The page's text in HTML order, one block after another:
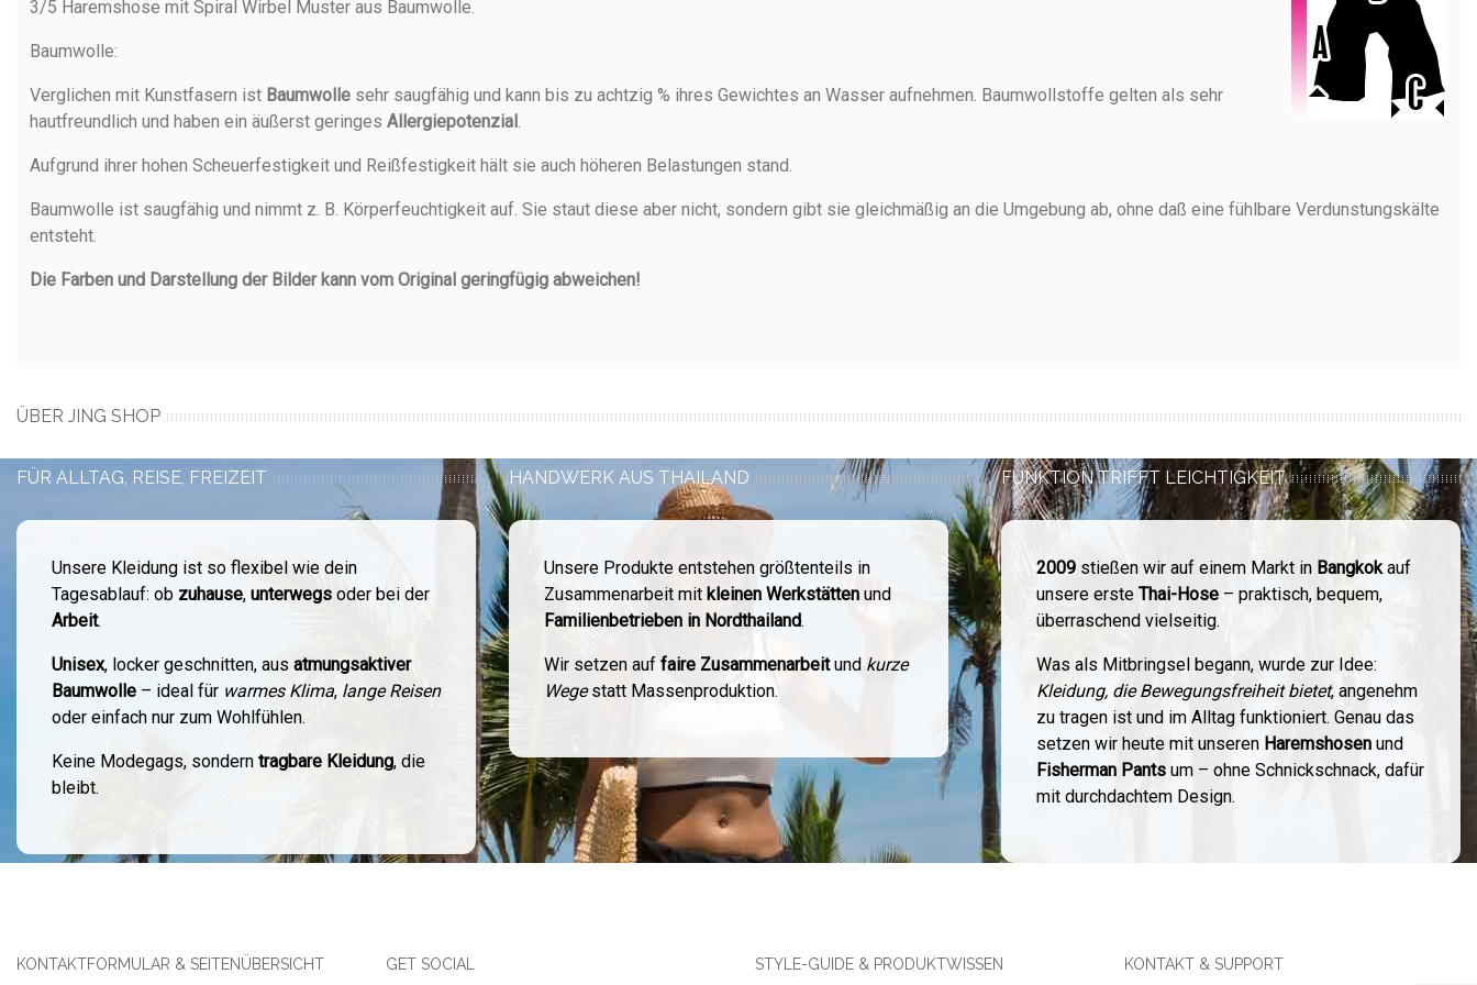
3/5 Haremshose mit Spiral Wirbel Muster aus Baumwolle.
Baumwolle:
Verglichen mit Kunstfasern ist Baumwolle sehr saugfähig und kann bis zu achtzig % ihres Gewichtes an Wasser aufnehmen. Baumwollstoffe gelten als sehr
hautfreundlich und haben ein äußerst geringes Allergiepotenzial.
Aufgrund ihrer hohen Scheuerfestigkeit und Reißfestigkeit hält sie auch höheren Belastungen stand.
Baumwolle ist saugfähig und nimmt z. B. Körperfeuchtigkeit auf. Sie staut diese aber nicht, sondern gibt sie gleichmäßig an die Umgebung ab, ohne daß eine fühlbare Verdunstungskälte
entsteht.
Die Farben und Darstellung der Bilder kann vom Original geringfügig abweichen!
ÜBER JING SHOP
FÜR ALLTAG, REISE, FREIZEIT
Unsere Kleidung ist so flexibel wie dein
Tagesablauf: ob zuhause, unterwegs oder bei der
Arbeit.
Unisex, locker geschnitten, aus atmungsaktiver
Baumwolle – ideal für warmes Klima, lange Reisen
oder einfach nur zum Wohlfühlen.
Keine Modegags, sondern tragbare Kleidung, die
bleibt.
HANDWERK AUS THAILAND
Unsere Produkte entstehen größtenteils in
Zusammenarbeit mit kleinen Werkstättenund
Familienbetrieben in Nordthailand.
Wir setzen auf faire Zusammenarbeitund kurze
Wegestatt Massenproduktion.
FUNKTION TRIFFT LEICHTIGKEIT
2009stießen wir auf einem Markt in Bangkokauf
unsere erste Thai-Hose– praktisch, bequem,
überraschend vielseitig.
Was als Mitbringsel begann, wurde zur Idee:
Kleidung, die Bewegungsfreiheit bietet, angenehm
zu tragen ist und im Alltag funktioniert. Genau das
setzen wir heute mit unseren Haremshosenund
Fisherman Pantsum – ohne Schnickschnack, dafür
mit durchdachtem Design.
KONTAKTFORMULAR & SEITENÜBERSICHT GET SOCIAL STYLE-GUIDE & PRODUKTWISSEN KONTAKT & SUPPORT